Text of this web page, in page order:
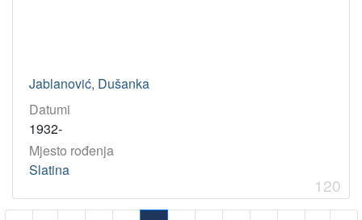
Jablanović, Dušanka
Datumi
1932-
Mjesto rođenja
Slatina
120